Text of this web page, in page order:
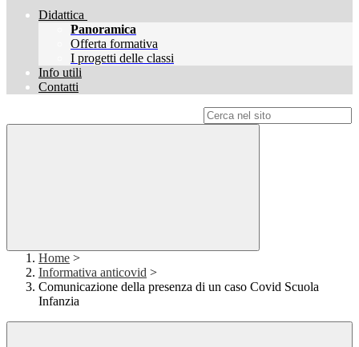
Didattica
Panoramica
Offerta formativa
I progetti delle classi
Info utili
Contatti
Home >
Informativa anticovid >
Comunicazione della presenza di un caso Covid Scuola
Infanzia